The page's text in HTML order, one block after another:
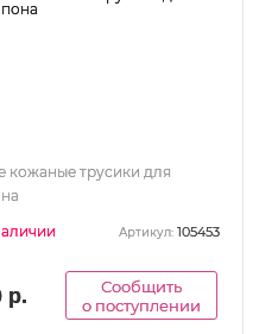
кожаные трусики для
Артикул: 105453
р.
Сообщить
о поступлении